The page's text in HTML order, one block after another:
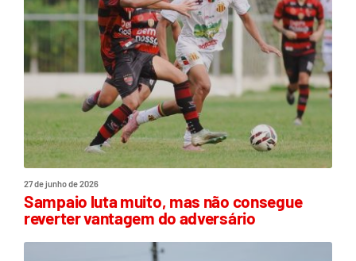
27 de junho de 2026
Sampaio luta muito, mas não consegue
reverter vantagem do adversário